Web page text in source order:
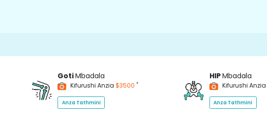
GotiMbadala
Kifurushi Anzia $3500 *
Anza Tathmini
HIPMbadala
Kifurushi Anzia
Anza Tathmini